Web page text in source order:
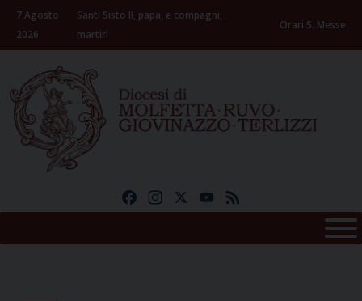
Skip
content
7 Agosto
2026
Santi Sisto II, papa, e compagni,
martiri
Orari S. Messe
FacebookInstagramYouTube